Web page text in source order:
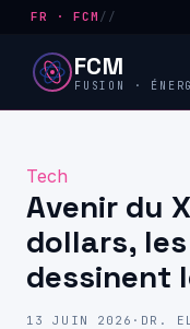
FR · FCM //
FCM
FUSION ·
Tech
Avenir du
dollars,
dessinent
13 JUIN 2026 · DR.